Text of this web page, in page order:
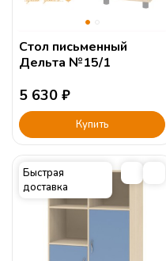
Стол письменный
Дельта №15/1
5 630 ₽
Купить
Быстрая
доставка